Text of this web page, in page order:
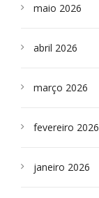
maio 2026
abril 2026
março 2026
fevereiro 2026
janeiro 2026